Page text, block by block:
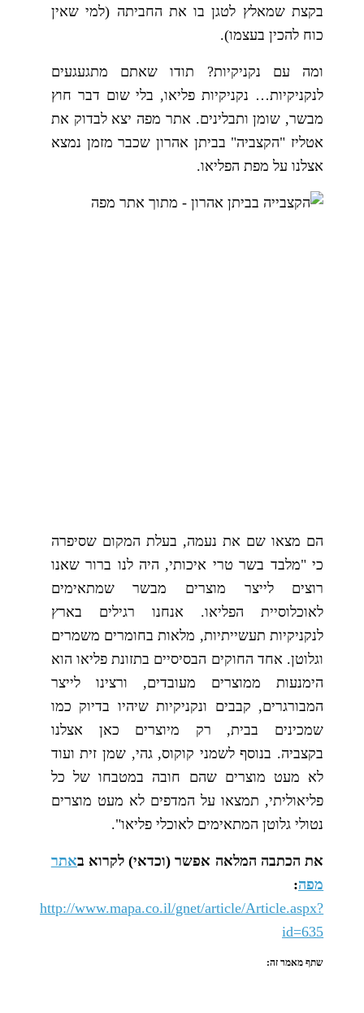
בקצת שמאלץ לטגן בו את החביתה (למי שאין
כוח להכין בעצמו).
ומה עם נקניקיות? תודו שאתם מתגעגעים
לנקניקיות… נקניקיות פליאו, בלי שום דבר חוץ
מבשר, שומן ותבלינים. אתר מפה יצא לבדוק את
אטליז "הקצביה" בביתן אהרון שכבר מזמן נמצא
אצלנו על מפת הפליאו.
הם מצאו שם את נעמה, בעלת המקום שסיפרה
כי "מלבד בשר טרי איכותי, היה לנו ברור שאנו
רוצים לייצר מוצרים מבשר שמתאימים
לאוכלוסיית הפליאו. אנחנו רגילים בארץ
לנקניקיות תעשייתיות, מלאות בחומרים משמרים
וגלוטן. אחד החוקים הבסיסיים בתזונת פליאו הוא
הימנעות ממוצרים מעובדים, ורצינו לייצר
המבורגרים, קבבים ונקניקיות שיהיו בדיוק כמו
שמכינים בבית, רק מיוצרים כאן אצלנו
בקצביה. בנוסף לשמני קוקוס, גהי, שמן זית ועוד
לא מעט מוצרים שהם חובה במטבחו של כל
פליאוליתי, תמצאו על המדפים לא מעט מוצרים
נטולי גלוטן המתאימים לאוכלי פליאו".
את הכתבה המלאה אפשר (וכדאי) לקרוא באתר
מפה:
http://www.mapa.co.il/gnet/article/Article.aspx?
id=635
שתף מאמר זה: